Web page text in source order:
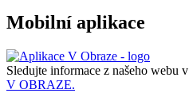
Mobilní aplikace
Sledujte informace z našeho webu v
V OBRAZE.